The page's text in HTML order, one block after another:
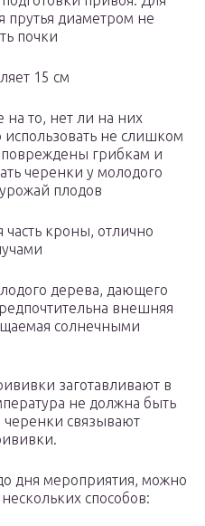
прутья диаметром не
почки
15 см
то, нет ли на них
использовать не слишком
грибкам и
черенки у молодого
плодов
кроны, отлично
дерева, дающего
внешняя
солнечными
заготавливают в
не должна быть
связывают
дня мероприятия, можно
способов: